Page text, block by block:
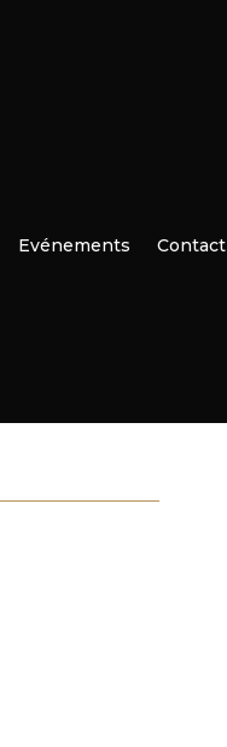
Evénements Contact